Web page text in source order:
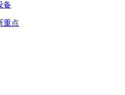
备
重点